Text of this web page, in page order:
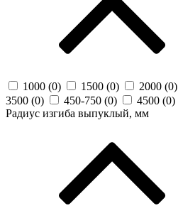
1000 (0) 1500 (0) 2000 (0)
3500 (0) 450-750 (0) 4500 (0)
Радиус изгиба выпуклый, мм